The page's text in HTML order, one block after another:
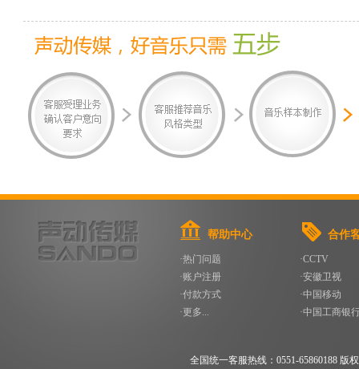
帮助中心
·热门问题
·账户注册
·付款方式
·更多...
合作
·CCTV
·安徽卫视
·中国移动
·中国工商银
全国统一客服热线：0551-65860188 版